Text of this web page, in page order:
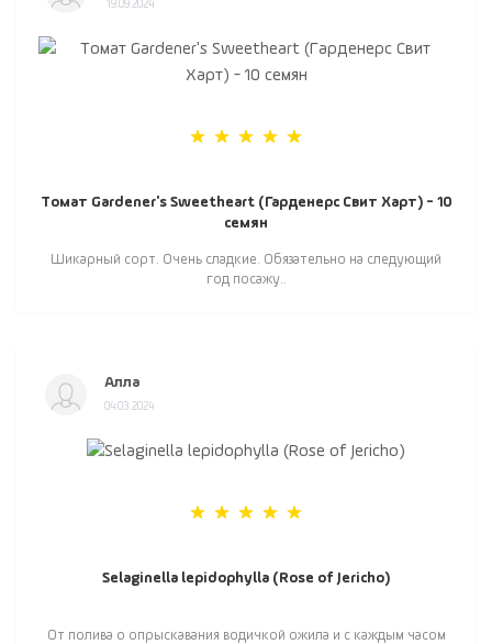
19.09.2024
Томат Gardener's Sweetheart (Гарденерс Свит Харт) - 10
семян
Шикарный сорт. Очень сладкие. Обязательно на следующий
год посажу..
Алла
04.03.2024
Selaginella lepidophylla (Rose of Jericho)
От полива о опрыскавания водичкой ожила и с каждым часом